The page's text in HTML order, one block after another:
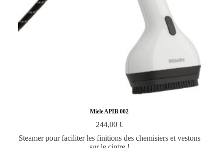
Miele APIB 002
244,00 €
Steamer pour faciliter les finitions des chemisiers et vestons